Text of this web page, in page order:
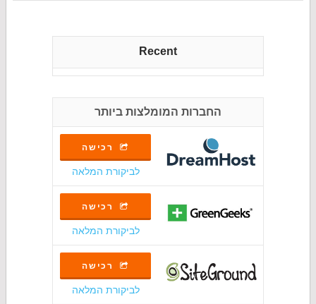
Recent
החברות המומלצות ביותר
רכישה
לביקורת המלאה
רכישה
לביקורת המלאה
רכישה
לביקורת המלאה